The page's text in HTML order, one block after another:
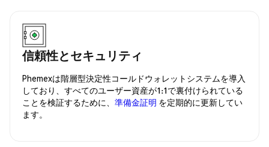
信頼性とセキュリティ
Phemexは階層型決定性コールドウォレットシステムを導入
しており、すべてのユーザー資産が1:1で裏付けられている
ことを検証するために、 準備金証明 を定期的に更新してい
ます。